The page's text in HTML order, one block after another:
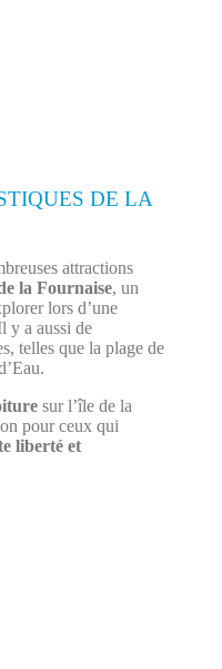
DE LA
attractions
la Fournaise, un
lors d’une
y a aussi de
telles que la plage de
sur l’île de la
pour ceux qui
liberté et